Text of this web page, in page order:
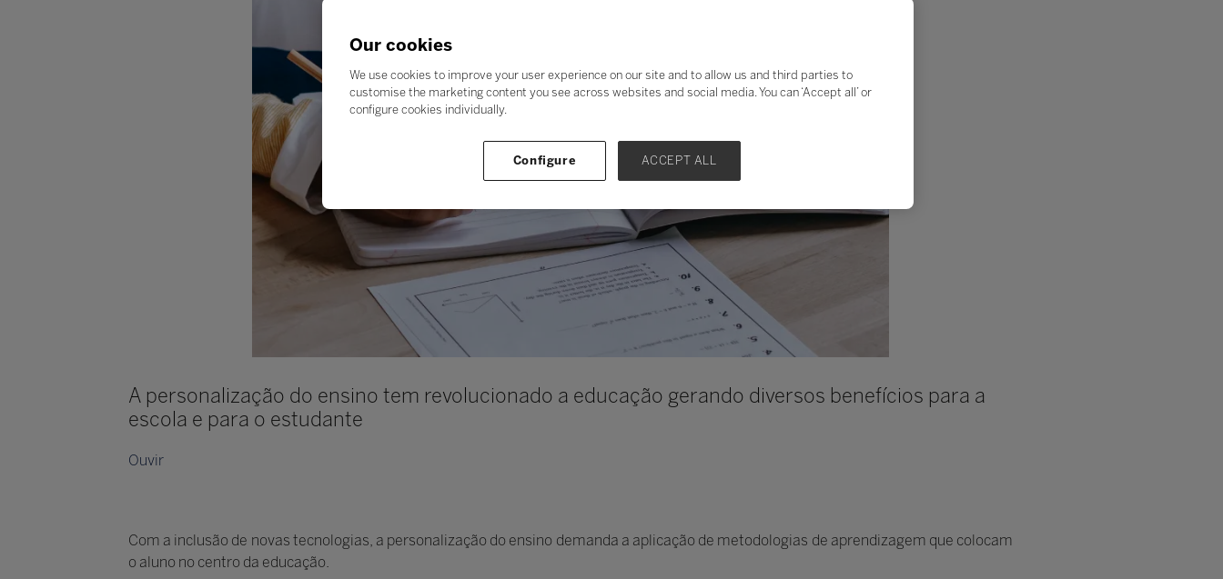
A personalização do ensino tem revolucionado a educação gerando diversos benefícios para a
escola e para o estudante
Ouvir
Com a inclusão de novas tecnologias, a personalização do ensino demanda a aplicação de metodologias de aprendizagem que colocam
o aluno no centro da educação.
Our cookies
We use cookies to improve your user experience on our site and to allow us and third parties to
customise the marketing content you see across websites and social media. You can ‘Accept all’ or
configure cookies individually.
Configure ACCEPT ALL